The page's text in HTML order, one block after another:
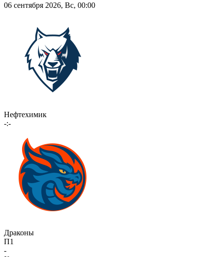
06 сентября 2026, Вс, 00:00
Нефтехимик
-:-
Драконы
П1
-